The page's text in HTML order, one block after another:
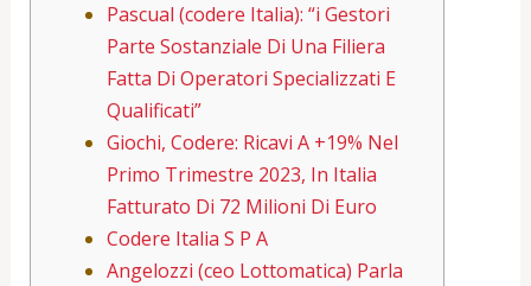
Pascual (codere Italia): “i Gestori
Parte Sostanziale Di Una Filiera
Fatta Di Operatori Specializzati E
Qualificati”
Giochi, Codere: Ricavi A +19% Nel
Primo Trimestre 2023, In Italia
Fatturato Di 72 Milioni Di Euro
Codere Italia S P A
Angelozzi (ceo Lottomatica) Parla